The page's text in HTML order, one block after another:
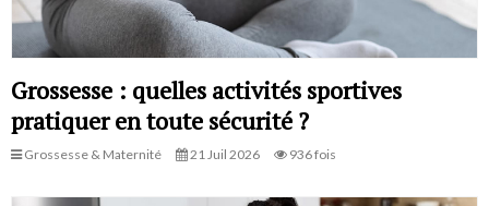
Grossesse : quelles activités sportives
pratiquer en toute sécurité ?
Grossesse & Maternité 21 Juil 2026 936 fois